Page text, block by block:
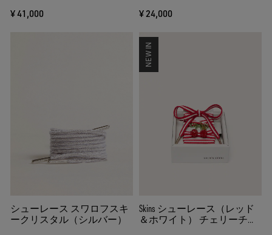
チャーム
¥ 41,000 ¥ 24,000
シューレース スワロフスキ
ークリスタル（シルバー）
NEW IN
Skins シューレース（レッド
＆ホワイト） チェリーチャ